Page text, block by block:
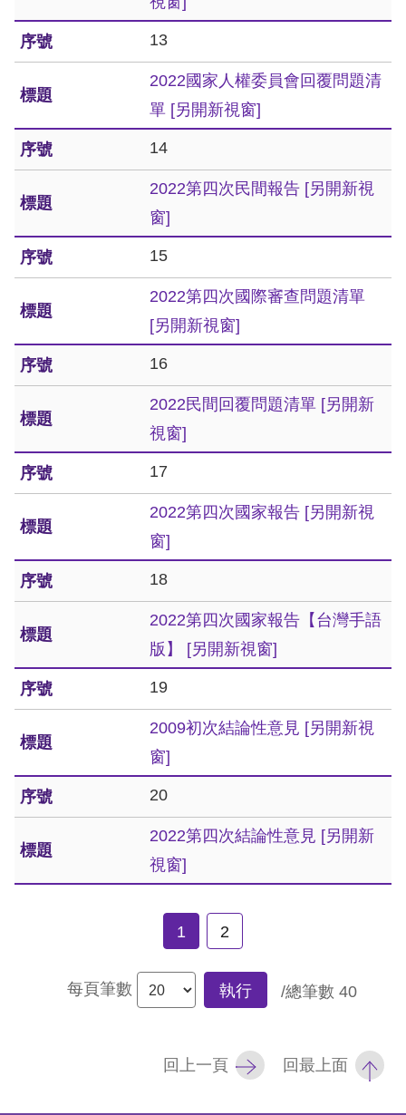
全
政
策
隱
私
保
護
政
策
政
府
網
資
料
開
宣
障
礙
網
宣
13
2022國家人權委員會回覆問題清
單 [另開新視窗]
14
2022第四次民間報告 [另開新視
窗]
15
2022第四次國際審查問題清單
[另開新視窗]
16
2022民間回覆問題清單 [另開新
視窗]
17
2022第四次國家報告 [另開新視
窗]
18
2022第四次國家報告【台灣手語
版】 [另開新視窗]
19
2009初次結論性意見 [另開新視
窗]
20
2022第四次結論性意見 [另開新
視窗]
1 2
每頁筆數 執行 /總筆數 40
回上一頁 回最上面